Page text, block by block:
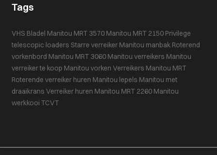
Tags
VHS Bladel Manitou MRT 3570 Manitou MRT 2150 Privilege
telescopic loaders Starre verreiker Manitou manbak Roterend
vorkenbord Manitou MRT 3060 Manitou verreikers Manitou
verreiker te koop Manitou vorken Verreikers Manitou MRT
Roterende verreiker huren Manitou lepels Manitou met
draaikrans Verreiker huren Manitou MRT 2260 Manitou
werkkooi TCVT